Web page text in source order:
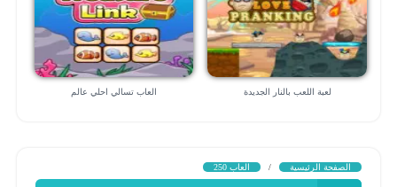
لعبة اللعب بالنار الجديدة العاب تسالي احلي عالم
الصفحة الرئيسية / العاب 250